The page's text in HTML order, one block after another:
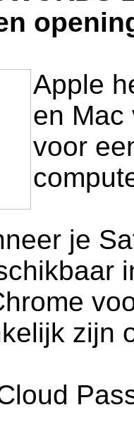
Apple
en Mac
voor
je
zijn